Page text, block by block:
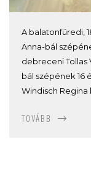
A balatonfüredi,
Anna-bál
debreceni Tollas
bál szépének 16
Windisch Regina
TOVÁBB